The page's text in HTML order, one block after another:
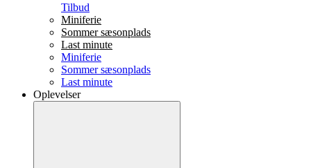
Tilbud
Miniferie
Sommer sæsonplads
Last minute
Miniferie
Sommer sæsonplads
Last minute
Oplevelser